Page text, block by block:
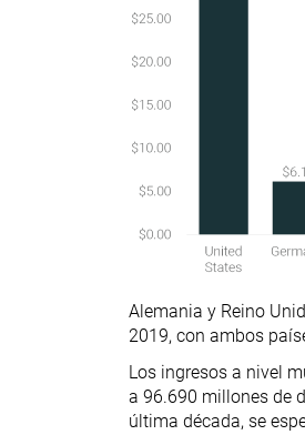
Alemania y Reino
2019, con ambos
Los ingresos a nivel
a 96.690 millones de
última década, se